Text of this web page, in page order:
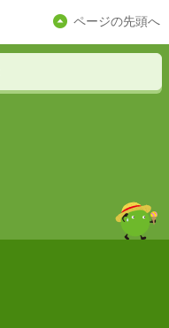
ページの先頭へ